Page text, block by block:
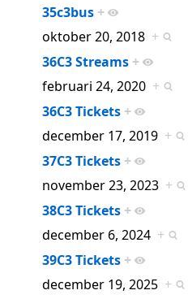
35c3bus +
oktober 20, 2018 +
36C3 Streams +
februari 24, 2020 +
36C3 Tickets +
december 17, 2019 +
37C3 Tickets +
november 23, 2023 +
38C3 Tickets +
december 6, 2024 +
39C3 Tickets +
december 19, 2025 +